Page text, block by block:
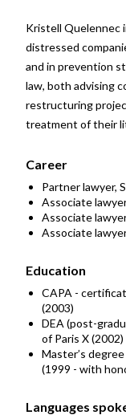
Kristell Quelennec
distressed
and in prevention
law, both advising
restructuring
treatment of their
Career
Partner lawyer,
Associate
Associate
Associate
Education
CAPA -
(2003)
DEA (post-
of Paris X (2002)
Master’s
(1999 - with
Languages